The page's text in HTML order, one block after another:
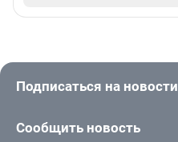
Подписаться на новости
Сообщить новость